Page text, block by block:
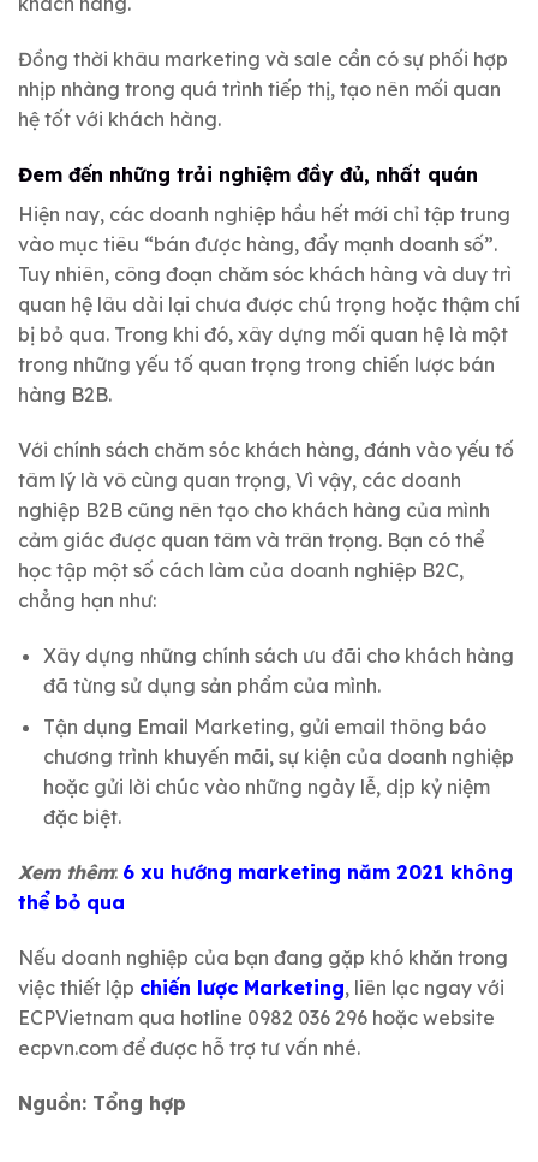
Đồng thời khâu marketing và sale cần có sự phối hợp
nhịp nhàng trong quá trình tiếp thị, tạo nên mối quan
hệ tốt với khách hàng.
Đem đến những trải nghiệm đầy đủ, nhất quán
Hiện nay, các doanh nghiệp hầu hết mới chỉ tập trung
vào mục tiêu “bán được hàng, đẩy mạnh doanh số”.
Tuy nhiên, công đoạn chăm sóc khách hàng và duy trì
quan hệ lâu dài lại chưa được chú trọng hoặc thậm chí
bị bỏ qua. Trong khi đó, xây dựng mối quan hệ là một
trong những yếu tố quan trọng trong chiến lược bán
hàng B2B.
Với chính sách chăm sóc khách hàng, đánh vào yếu tố
tâm lý là vô cùng quan trọng, Vì vậy, các doanh
nghiệp B2B cũng nên tạo cho khách hàng của mình
cảm giác được quan tâm và trân trọng. Bạn có thể
học tập một số cách làm của doanh nghiệp B2C,
chẳng hạn như:
Xây dựng những chính sách ưu đãi cho khách hàng
đã từng sử dụng sản phẩm của mình.
Tận dụng Email Marketing, gửi email thông báo
chương trình khuyến mãi, sự kiện của doanh nghiệp
hoặc gửi lời chúc vào những ngày lễ, dịp kỷ niệm
đặc biệt.
Xem thêm: 6 xu hướng marketing năm 2021 không
thể bỏ qua
Nếu doanh nghiệp của bạn đang gặp khó khăn trong
việc thiết lập chiến lược Marketing, liên lạc ngay với
ECPVietnam qua hotline 0982 036 296 hoặc website
ecpvn.com để được hỗ trợ tư vấn nhé.
Nguồn: Tổng hợp